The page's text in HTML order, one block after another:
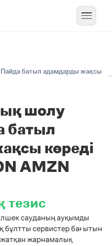
батыл адамдарды жақсы
шолу
батыл
көреді
AMZN
тезис
сауданың ауқымды
бұлтты сервистер бағытын
жарнамалық